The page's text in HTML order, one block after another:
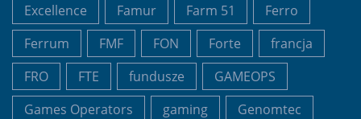
Excellence
Famur Farm 51
Ferro
Ferrum
FMF FON Forte
francja
FRO
FTE fundusze
GAMEOPS
Games Operators
gaming
Genomtec